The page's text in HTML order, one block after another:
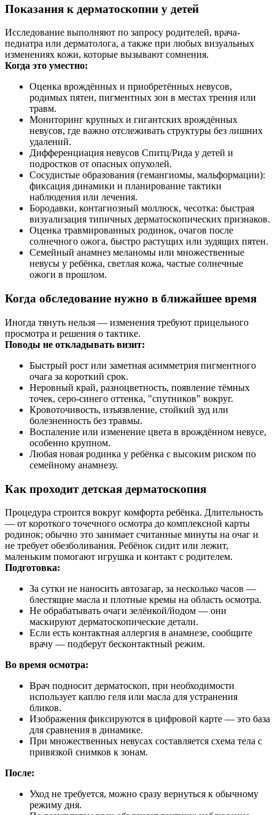
Показания к дерматоскопии у детей
Исследование выполняют по запросу родителей, врача-
педиатра или дерматолога, а также при любых визуальных
изменениях кожи, которые вызывают сомнения.
Когда это уместно:
Оценка врождённых и приобретённых невусов,
родимых пятен, пигментных зон в местах трения или
травм.
Мониторинг крупных и гигантских врождённых
невусов, где важно отслеживать структуры без лишних
удалений.
Дифференциация невусов Спитц/Рида у детей и
подростков от опасных опухолей.
Сосудистые образования (гемангиомы, мальформации):
фиксация динамики и планирование тактики
наблюдения или лечения.
Бородавки, контагиозный моллюск, чесотка: быстрая
визуализация типичных дерматоскопических признаков.
Оценка травмированных родинок, очагов после
солнечного ожога, быстро растущих или зудящих пятен.
Семейный анамнез меланомы или множественные
невусы у ребёнка, светлая кожа, частые солнечные
ожоги в прошлом.
Когда обследование нужно в ближайшее время
Иногда тянуть нельзя — изменения требуют прицельного
просмотра и решения о тактике.
Поводы не откладывать визит:
Быстрый рост или заметная асимметрия пигментного
очага за короткий срок.
Неровный край, разноцветность, появление тёмных
точек, серо-синего оттенка, "спутников" вокруг.
Кровоточивость, изъязвление, стойкий зуд или
болезненность без травмы.
Воспаление или изменение цвета в врождённом невусе,
особенно крупном.
Любая новая родинка у ребёнка с высоким риском по
семейному анамнезу.
Как проходит детская дерматоскопия
Процедура строится вокруг комфорта ребёнка. Длительность
— от короткого точечного осмотра до комплексной карты
родинок; обычно это занимает считанные минуты на очаг и
не требует обезболивания. Ребёнок сидит или лежит,
маленьким помогают игрушка и контакт с родителем.
Подготовка:
За сутки не наносить автозагар, за несколько часов —
блестящие масла и плотные кремы на область осмотра.
Не обрабатывать очаги зелёнкой/йодом — они
маскируют дерматоскопические детали.
Если есть контактная аллергия в анамнезе, сообщите
врачу — подберут бесконтактный режим.
Во время осмотра:
Врач подносит дерматоскоп, при необходимости
использует каплю геля или масла для устранения
бликов.
Изображения фиксируются в цифровой карте — это база
для сравнения в динамике.
При множественных невусах составляется схема тела с
привязкой снимков к зонам.
После:
Уход не требуется, можно сразу вернуться к обычному
режиму дня.